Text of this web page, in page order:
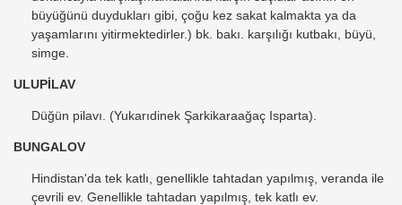
büyüğünü duydukları gibi, çoğu kez sakat kalmakta ya da
yaşamlarını yitirmektedirler.) bk. bakı. karşılığı kutbakı, büyü,
simge.
ULUPİLAV
Düğün pilavı. (Yukarıdinek Şarkikaraağaç Isparta).
BUNGALOV
Hindistan'da tek katlı, genellikle tahtadan yapılmış, veranda ile
çevrili ev. Genellikle tahtadan yapılmış, tek katlı ev.